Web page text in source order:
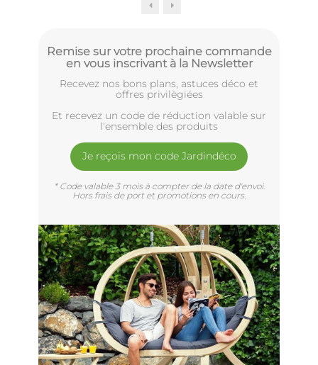
Remise sur votre prochaine commande
en vous inscrivant à la Newsletter
Recevez nos bons plans, astuces déco et
offres privilègiées
Et recevez un code de réduction valable sur
l'ensemble des produits
Je reçois mon code Jardindéco
* Code valable 3 mois à compter de la date d'envoi.
Hors frais de port et promotions en cours.